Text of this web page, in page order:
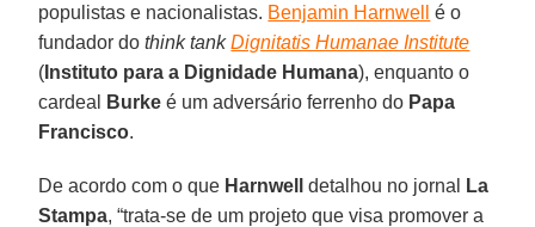
populistas e nacionalistas. Benjamin Harnwell
é o
fundador dothink tankDignitatis Humanae Institute
( Instituto para a Dignidade Humana), enquanto o
cardeal
Burke é um adversário ferrenho do Papa
Francisco.
De acordo com o que Harnwell detalhou no jornal
La
Stampa, “trata-se de um projeto que visa promover a